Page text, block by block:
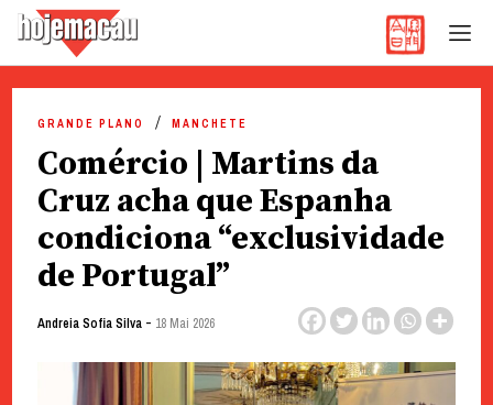
content
GRANDE PLANO MANCHETE
Comércio | Martins da
Cruz acha que Espanha
condiciona “exclusividade
de Portugal”
Andreia Sofia Silva- 18 Mai 2026